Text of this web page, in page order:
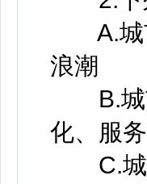
A.城市
浪潮
B.城市
化、服
C.城